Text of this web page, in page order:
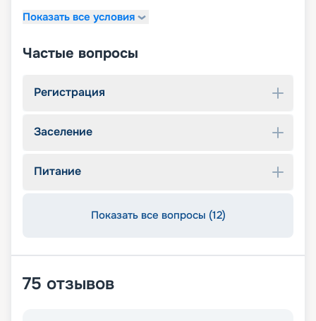
Показать все условия
Частые вопросы
Регистрация
Заселение
Питание
Показать все вопросы (12)
75 отзывов